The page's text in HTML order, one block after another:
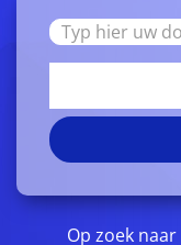
Op zoek